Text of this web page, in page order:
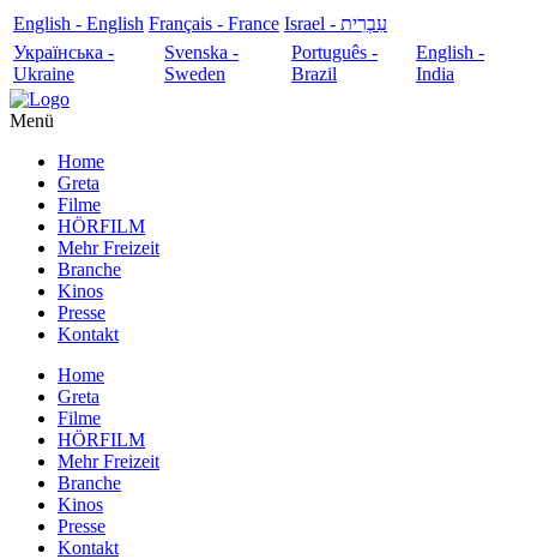
English - English Français - France
עִבְרִית - Israel
Українська -
Ukraine
Svenska -
Sweden
Português -
Brazil
English -
India
Menü
Home
Greta
Filme
HÖRFILM
Mehr Freizeit
Branche
Kinos
Presse
Kontakt
Home
Greta
Filme
HÖRFILM
Mehr Freizeit
Branche
Kinos
Presse
Kontakt